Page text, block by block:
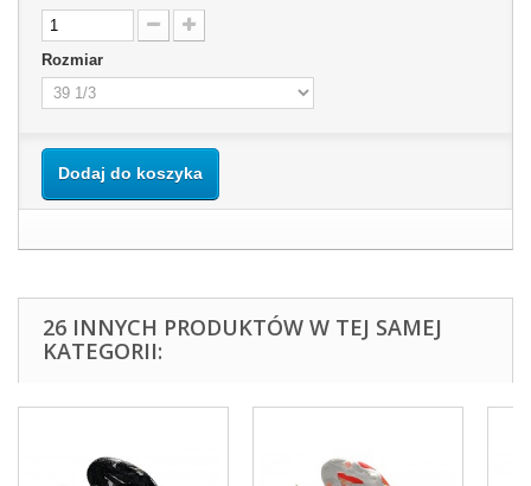
Rozmiar
Dodaj do koszyka
26 INNYCH PRODUKTÓW W TEJ SAMEJ
KATEGORII: